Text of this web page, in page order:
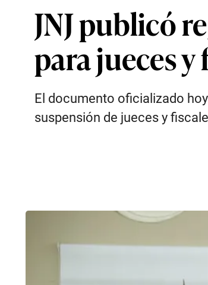
JNJ publicó
para jueces y
El documento oficializado
suspensión de jueces y